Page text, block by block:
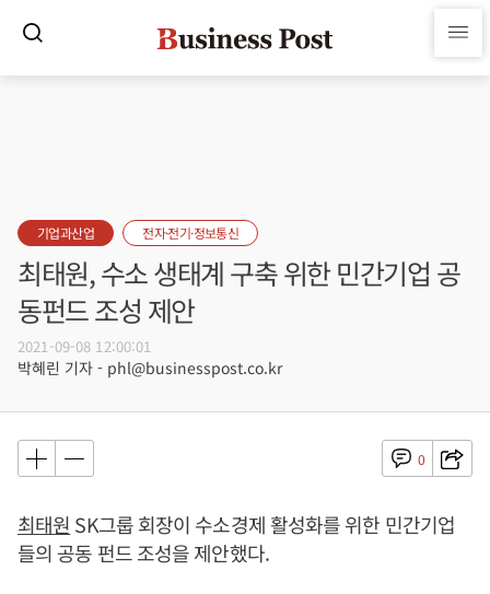
기업과산업 전자·전기·정보통신
최태원, 수소 생태계 구축 위한 민간기업 공
동펀드 조성 제안
2021-09-08 12:00:01
박혜린 기자 - phl@businesspost.co.kr
0
최태원 SK그룹 회장이 수소경제 활성화를 위한 민간기업
들의 공동 펀드 조성을 제안했다.